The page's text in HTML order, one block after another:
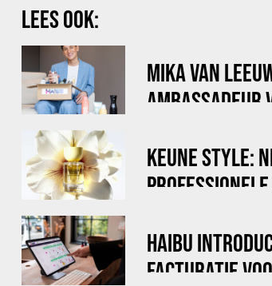
LEES OOK:
MIKA VAN
AMBASSADEUR
KEUNE STYLE:
HAIBU
FACTURATIE